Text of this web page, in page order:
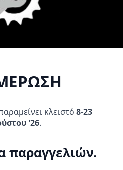
προϊόν
έχει
πολλαπλές
Οι
να
σελίδα
του
Κράνος LS2 RAPID FF353
SOLID Matt Titanium
price
was:
τρέχουσα
τιμή
Επιλογή
Αυτό
το
κλειστό 8-23
'26.
παραγγελιών.